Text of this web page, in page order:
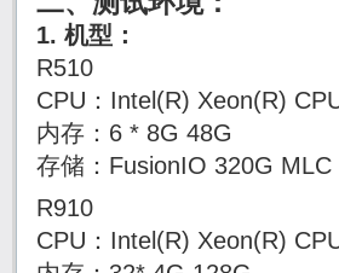
1. 机型：
R510
CPU：Intel(R) Xeon(R)
内存：6 * 8G 48G
存储：FusionIO 320G MLC
R910
CPU：Intel(R) Xeon(R)